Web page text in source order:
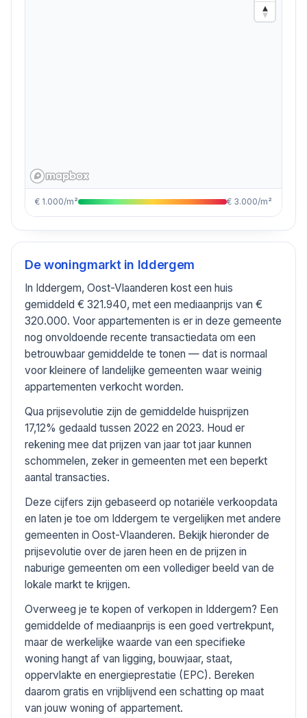
€ 1.000/m² € 3.000/m²
De woningmarkt in Iddergem
In Iddergem, Oost-Vlaanderen kost een huis
gemiddeld € 321.940, met een mediaanprijs van €
320.000. Voor appartementen is er in deze gemeente
nog onvoldoende recente transactiedata om een
betrouwbaar gemiddelde te tonen — dat is normaal
voor kleinere of landelijke gemeenten waar weinig
appartementen verkocht worden.
Qua prijsevolutie zijn de gemiddelde huisprijzen
17,12% gedaald tussen 2022 en 2023. Houd er
rekening mee dat prijzen van jaar tot jaar kunnen
schommelen, zeker in gemeenten met een beperkt
aantal transacties.
Deze cijfers zijn gebaseerd op notariële verkoopdata
en laten je toe om Iddergem te vergelijken met andere
gemeenten in Oost-Vlaanderen. Bekijk hieronder de
prijsevolutie over de jaren heen en de prijzen in
naburige gemeenten om een vollediger beeld van de
lokale markt te krijgen.
Overweeg je te kopen of verkopen in Iddergem? Een
gemiddelde of mediaanprijs is een goed vertrekpunt,
maar de werkelijke waarde van een specifieke
woning hangt af van ligging, bouwjaar, staat,
oppervlakte en energieprestatie (EPC). Bereken
daarom gratis en vrijblijvend een schatting op maat
van jouw woning of appartement.